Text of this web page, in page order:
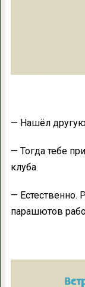
— Нашёл
— Тогда тебе
клуба.
— Естественно.
парашютов